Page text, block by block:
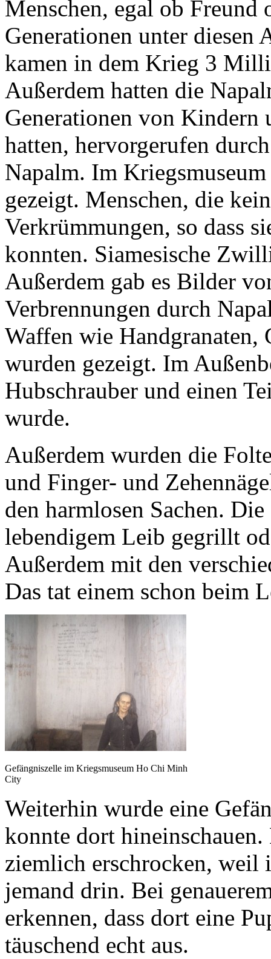
Menschen, egal ob Freund
Generationen unter diesen
kamen in dem Krieg 3
Außerdem hatten die
Generationen von
hatten, hervorgerufen
Napalm. Im
gezeigt. Menschen, die
Verkrümmungen, so dass
konnten. Siamesische
Außerdem gab es Bilder
Verbrennungen durch
Waffen wie Handgranaten,
wurden gezeigt. Im
Hubschrauber und einen
wurde.
Außerdem wurden die
und Finger- und
den harmlosen Sachen.
lebendigem Leib gegrillt
Außerdem mit den
Das tat einem schon beim
Gefängniszelle im Kriegsmuseum Ho Chi Minh
City
Weiterhin wurde eine
konnte dort
ziemlich erschrocken,
jemand drin. Bei
erkennen, dass dort eine
täuschend echt aus.